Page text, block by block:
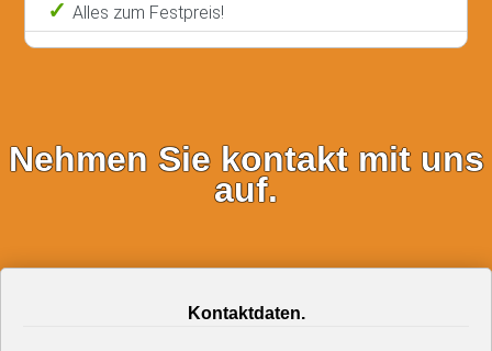
Alles zum Festpreis!
Nehmen Sie kontakt mit uns
auf.
Kontaktdaten.